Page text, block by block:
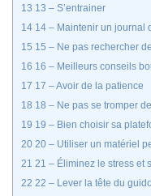
13 13 – S’entrainer
14 14 – Maintenir un journal
15 15 – Ne pas rechercher
16 16 – Meilleurs conseils
17 17 – Avoir de la patience
18 18 – Ne pas se tromper
19 19 – Bien choisir sa
20 20 – Utiliser un matériel
21 21 – Éliminez le stress et
22 22 – Lever la tête du